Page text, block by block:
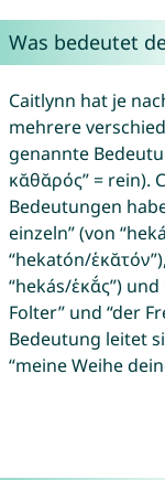
Was bedeutet
Caitlynn hat je
mehrere
genannte
κᾰθᾰρός” = rein).
Bedeutungen
einzeln” (von
“hekatón/
“hekás/ἑκᾰ́ς”)
Folter” und “der
Bedeutung leitet
“meine Weihe